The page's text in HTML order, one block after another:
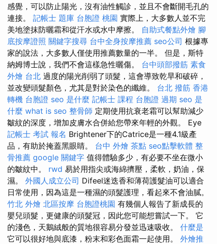
感覺，可以防止陽光，沒有油性觸診，並且不會斷開毛孔的
連接。 記帳士 題庫 台胞證 桃園 實際上，大多數人並不完
美地塗抹防曬霜和從汗水或水中摩擦。 自助式餐點外燴 腳
底按摩證照 關鍵字搜尋 台中全身按摩推薦 seo公司 根據專
家的說法，大多數人僅使用推薦數量的一半。 但是，斯特
納姆博士說，我們不會這樣急性曬傷。 台中頭部撥筋 素食
外燴 台北 過度的陽光削弱了頭髮，這會導致乾旱和破碎，
並改變頭髮顏色，尤其是對於染色的纖維。 台北 撥筋 香港
轉機 台胞證 seo 是什麼 記帳士 課程 台胞證 過期 seo 是
什麼 what is seo 整骨師 定期使用抗衰老霜可以幫助減少
皺紋的深度，增加皮膚水合併給您帶來年輕的外觀。 Eye
記帳士 考試 報名 Brightener下的Catrice是一種4.1級產
品，有助於掩蓋黑眼睛。 台中 外燴 茶點 seo點擊軟體 整
骨推薦 google 關鍵字 值得體驗多少，有必要不坐在微小
的皺紋中。 rwd 易於用指尖或海綿擠壓，柔軟，奶油，保
濕。 外國人成立公司 Difeel迷迭香和薄荷護髮油可以適合
日常使用，因為這是一種濕的頭髮護理，看起來不會油膩。
竹北 外燴 北區按摩 台胞證桃園 有幾個人報告了新成長的
嬰兒頭髮，更健康的頭髮冠，因此您可能想嘗試一下。 它
的淺色，天鵝絨般的質地很容易分發並迅速吸收。 什麼是
它可以很好地與底漆，粉末和彩色面霜一起使用。 外燴推